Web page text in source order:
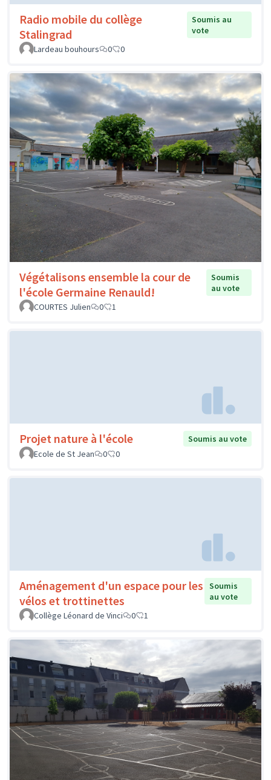
Radio mobile du collège
Stalingrad
Soumis au
vote
Lardeau bouhours
0 0
Végétalisons ensemble la cour de
l'école Germaine Renauld!
Soumis
au vote
COURTES Julien
0 1
Projet nature à l'école
Soumis au vote
Ecole de St Jean
0 0
Aménagement d'un espace pour les
vélos et trottinettes
Soumis
au vote
Collège Léonard de Vinci
0 1